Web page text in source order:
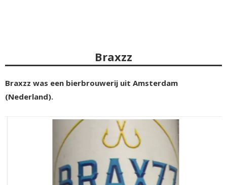
Braxzz
Braxzz was een bierbrouwerij uit Amsterdam
(Nederland).